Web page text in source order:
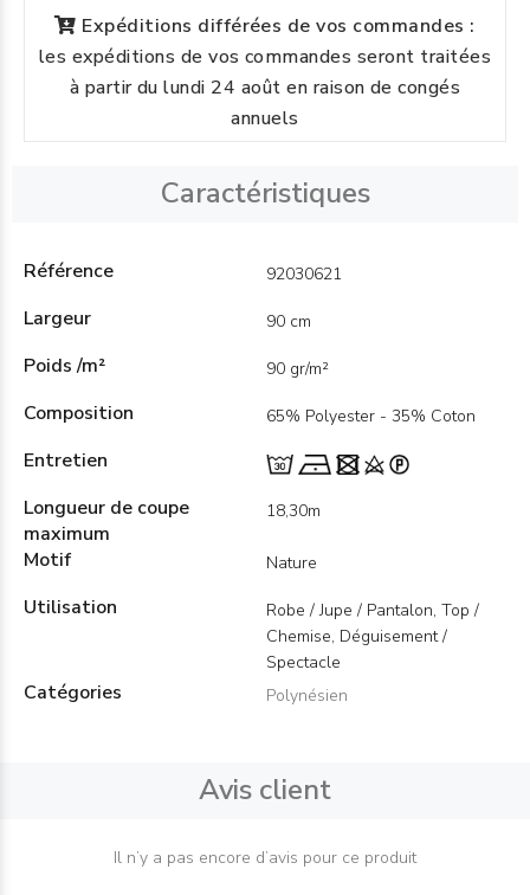
Expéditions différées de vos commandes :
les expéditions de vos commandes seront traitées
à partir du lundi 24 août en raison de congés
annuels
Caractéristiques
Référence 92030621
Largeur 90 cm
Poids /m² 90 gr/m²
Composition 65% Polyester - 35% Coton
Entretien
Longueur de coupe
maximum
18,30m
Motif Nature
Utilisation
Robe / Jupe / Pantalon, Top /
Chemise, Déguisement /
Spectacle
Catégories Polynésien
Avis client
Il n’y a pas encore d’avis pour ce produit